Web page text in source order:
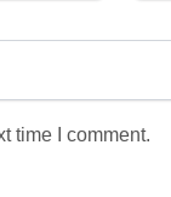
time I comment.